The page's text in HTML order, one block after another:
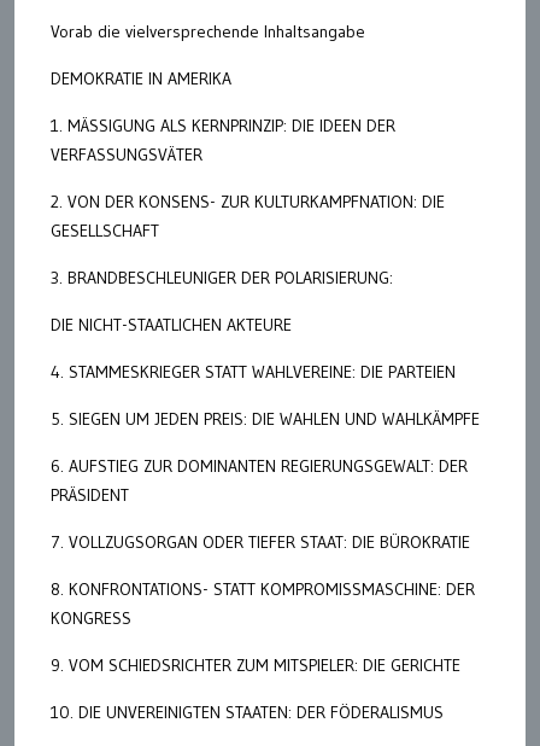
Vorab die vielversprechende Inhaltsangabe
DEMOKRATIE IN AMERIKA
1. MÄSSIGUNG ALS KERNPRINZIP: DIE IDEEN DER
VERFASSUNGSVÄTER
2. VON DER KONSENS- ZUR KULTURKAMPFNATION: DIE
GESELLSCHAFT
3. BRANDBESCHLEUNIGER DER POLARISIERUNG:
DIE NICHT-STAATLICHEN AKTEURE
4. STAMMESKRIEGER STATT WAHLVEREINE: DIE PARTEIEN
5. SIEGEN UM JEDEN PREIS: DIE WAHLEN UND WAHLKÄMPFE
6. AUFSTIEG ZUR DOMINANTEN REGIERUNGSGEWALT: DER
PRÄSIDENT
7. VOLLZUGSORGAN ODER TIEFER STAAT: DIE BÜROKRATIE
8. KONFRONTATIONS- STATT KOMPROMISSMASCHINE: DER
KONGRESS
9. VOM SCHIEDSRICHTER ZUM MITSPIELER: DIE GERICHTE
10. DIE UNVEREINIGTEN STAATEN: DER FÖDERALISMUS